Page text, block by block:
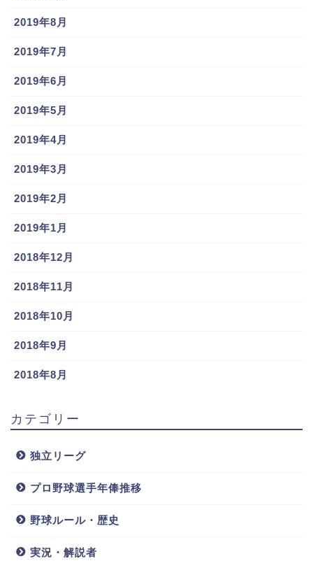
2019年8月
2019年7月
2019年6月
2019年5月
2019年4月
2019年3月
2019年2月
2019年1月
2018年12月
2018年11月
2018年10月
2018年9月
2018年8月
カテゴリー
独立リーグ
プロ野球選手年俸推移
野球ルール・歴史
実況・解説者